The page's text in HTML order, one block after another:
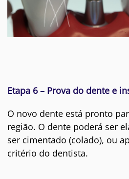
Etapa 6 – Prova do dente e
O novo dente está pronto
região. O dente poderá ser
ser cimentado (colado), ou
critério do dentista.